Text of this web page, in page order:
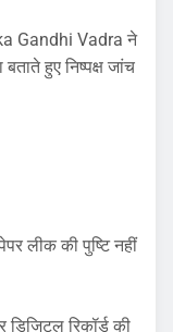
Gandhi Vadra ने
हुए निष्पक्ष जांच
लीक की पुष्टि नहीं
रिकॉर्ड की